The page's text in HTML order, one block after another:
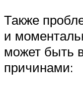
Также
и
может быть
причинами: